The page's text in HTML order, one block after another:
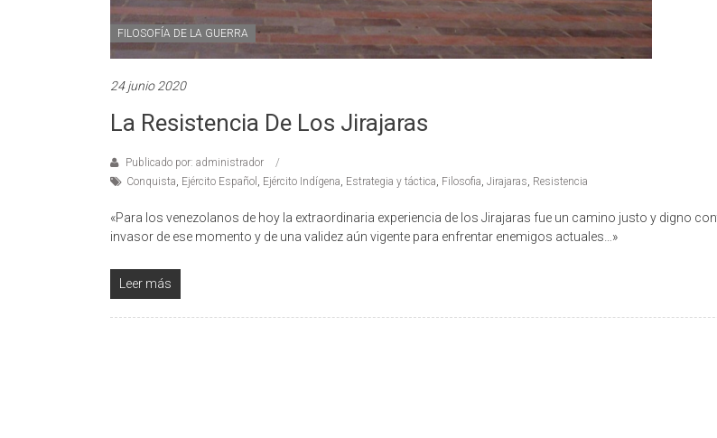
FILOSOFÍA DE LA GUERRA
24 junio 2020
La Resistencia De Los Jirajaras
Publicado por: administrador
Conquista, Ejército Español , Ejército Indígena, Estrategia y táctica, Filosofia, Jirajaras, Resistencia
«Para los venezolanos de hoy la extraordinaria experiencia de los Jirajaras fue un camino justo y digno
invasor de ese momento y de una validez aún vigente para enfrentar enemigos actuales…»
Leer más